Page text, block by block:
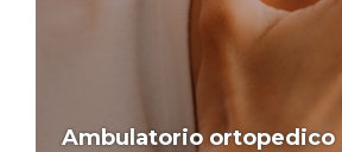
Ambulatorio ortopedico